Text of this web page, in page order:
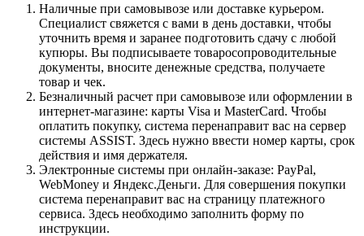
Наличные при самовывозе или доставке курьером.
Специалист свяжется с вами в день доставки, чтобы
уточнить время и заранее подготовить сдачу с любой
купюры. Вы подписываете товаросопроводительные
документы, вносите денежные средства, получаете
товар и чек.
Безналичный расчет при самовывозе или оформлении в
интернет-магазине: карты Visa и MasterCard. Чтобы
оплатить покупку, система перенаправит вас на сервер
системы ASSIST. Здесь нужно ввести номер карты, срок
действия и имя держателя.
Электронные системы при онлайн-заказе: PayPal,
WebMoney и Яндекс.Деньги. Для совершения покупки
система перенаправит вас на страницу платежного
сервиса. Здесь необходимо заполнить форму по
инструкции.